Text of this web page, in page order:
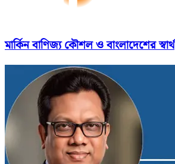
মার্কিন বাণিজ্য কৌশল ও বাংলাদেশের স্বার্থ